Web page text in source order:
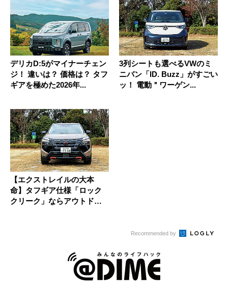
デリカD:5がマイナーチェン
ジ！ 違いは？ 価格は？ タフ
ギアを極めた2026年...
3列シートも選べるVWのミ
ニバン「ID. Buzz」がすごい
ッ！ 電動＂ワーゲン...
【エクストレイルの大本
命】タフギア仕様「ロック
クリーク」ならアウトドア
Recommended by